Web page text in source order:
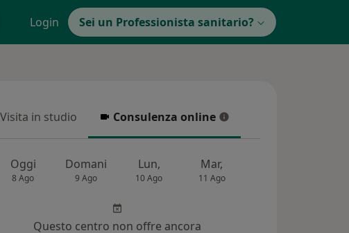
Login Sei un Professionista sanitario?
in studio
Visita in studio Consulenza online
Consulenza online
Oggi
8 Ago
Domani
9 Ago
Lun,
10 Ago
Mar,
11 Ago
Questo centro non offre ancora